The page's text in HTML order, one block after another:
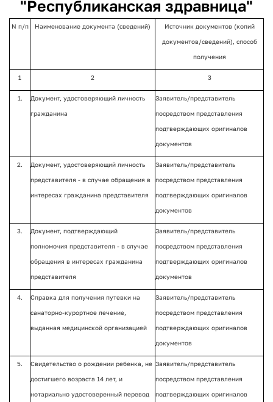
"Республиканская здравница"
N п/п Наименование документа (сведений) Источник документов (копий
документов/сведений), способ
получения
1 2 3
1. Документ, удостоверяющий личность
гражданина
Заявитель/представитель
посредством представления
подтверждающих оригиналов
документов
2. Документ, удостоверяющий личность
представителя - в случае обращения в
интересах гражданина представителя
Заявитель/представитель
посредством представления
подтверждающих оригиналов
документов
3. Документ, подтверждающий
полномочия представителя - в случае
обращения в интересах гражданина
представителя
Заявитель/представитель
посредством представления
подтверждающих оригиналов
документов
4. Справка для получения путевки на
санаторно-курортное лечение,
выданная медицинской организацией
Заявитель/представитель
посредством представления
подтверждающих оригиналов
документов
5. Свидетельство о рождении ребенка, не
достигшего возраста 14 лет, и
нотариально удостоверенный перевод
Заявитель/представитель
посредством представления
подтверждающих оригиналов